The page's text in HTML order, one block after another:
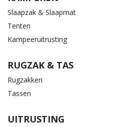
Slaapzak & Slaapmat
Tenten
Kampeeruitrusting
RUGZAK & TAS
Rugzakken
Tassen
UITRUSTING